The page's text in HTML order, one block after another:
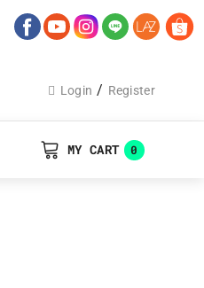
Login / Register
MY CART 0